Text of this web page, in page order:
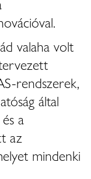
valaha volt
rendszerek,
által
a
az
mindenki